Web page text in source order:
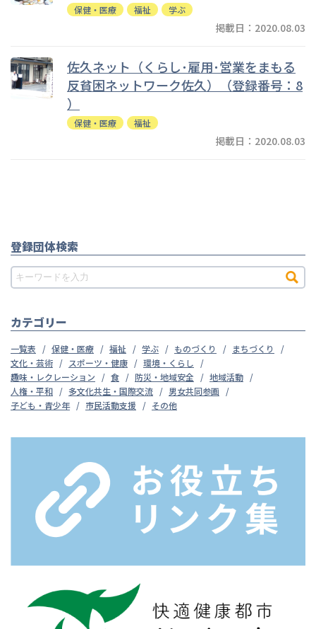
保健・医療 福祉 学ぶ
掲載日：2020.08.03
佐久ネット（くらし･雇用･営業をまもる
反貧困ネットワーク佐久）（登録番号：8
）
保健・医療 福祉
掲載日：2020.08.03
登録団体検索
カテゴリー
一覧表 保健・医療 福祉 学ぶ ものづくり
まちづくり
文化・芸術
スポーツ・健康
環境・くらし
趣味・レクレーション
食 防災・地域安全
地域活動
人権・平和
多文化共生・国際交流
男女共同参画
子ども・青少年
市民活動支援 その他